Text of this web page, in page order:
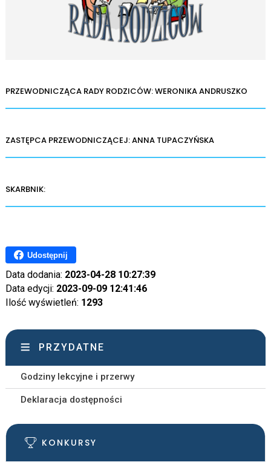
PRZEWODNICZĄCA RADY RODZICÓW:WERONIKA ANDRUSZKO
ZASTĘPCA PRZEWODNICZĄCEJ:ANNA TUPACZYŃSKA
SKARBNIK:
Udostępnij
Data dodania: 2023-04-28 10:27:39
Data edycji: 2023-09-09 12:41:46
Ilość wyświetleń: 1293
PRZYDATNE
Godziny lekcyjne i przerwy
Deklaracja dostępności
KONKURSY